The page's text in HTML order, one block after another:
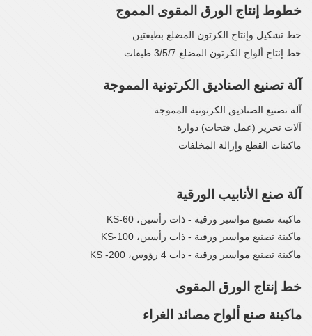
خطوط إنتاج الورق المقوى المموج
خط تشكيل وإنتاج الكرتون المضلع بطبقتين
خط إنتاج ألواح الكرتون المضلع 3/5/7 طبقات
آلة تصنيع الصناديق الكرتونية المموجة
آلة تصنيع الصناديق الكرتونية المموجة
آلات تحزيز (عمل فتحات) دوارة
ماكينات القطع وإزالة المخلفات
آلة صنع الأنابيب الورقية
ماكينة تصنيع مواسير ورقية - ذات رأسين، KS-60
ماكينة تصنيع مواسير ورقية - ذات رأسين، KS-100
ماكينة تصنيع مواسير ورقية - ذات 4 رؤوس، KS -200
خط إنتاج الورق المقوى
ماكينة صنع ألواح مصائد الغراء